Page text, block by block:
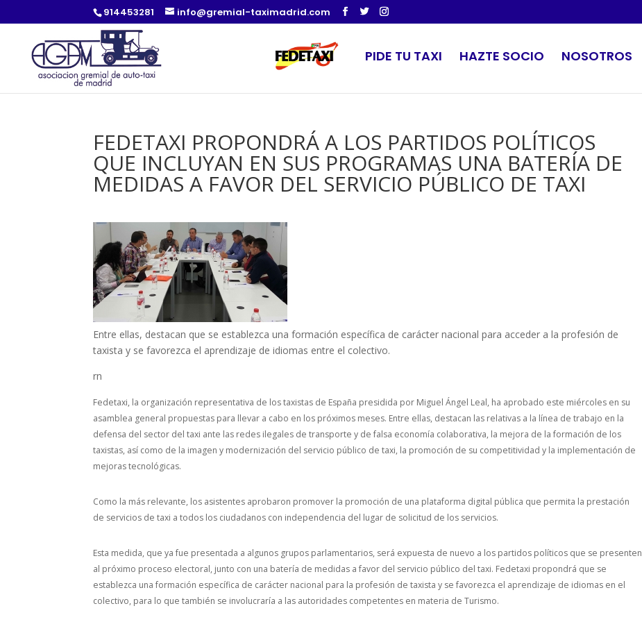
914453281 info@gremial-taximadrid.com
PIDE TU TAXI HAZTE SOCIO NOSOTROS
FEDETAXI PROPONDRÁ A LOS PARTIDOS POLÍTICOS
QUE INCLUYAN EN SUS PROGRAMAS UNA BATERÍA DE
MEDIDAS A FAVOR DEL SERVICIO PÚBLICO DE TAXI
Entre ellas, destacan que se establezca una formación específica de carácter nacional para acceder a la profesión de
taxista y se favorezca el aprendizaje de idiomas entre el colectivo.
rn
Fedetaxi, la organización representativa de los taxistas de España presidida por Miguel Ángel Leal, ha aprobado este miércoles en su
asamblea general propuestas para llevar a cabo en los próximos meses. Entre ellas, destacan las relativas a la línea de trabajo en la
defensa del sector del taxi ante las redes ilegales de transporte y de falsa economía colaborativa, la mejora de la formación de los
taxistas, así como de la imagen y modernización del servicio público de taxi, la promoción de su competitividad y la implementación de
mejoras tecnológicas.
Como la más relevante, los asistentes aprobaron promover la promoción de una plataforma digital pública que permita la prestación
de servicios de taxi a todos los ciudadanos con independencia del lugar de solicitud de los servicios.
Esta medida, que ya fue presentada a algunos grupos parlamentarios, será expuesta de nuevo a los partidos políticos que se presenten
al próximo proceso electoral, junto con una batería de medidas a favor del servicio público del taxi. Fedetaxi propondrá que se
establezca una formación específica de carácter nacional para la profesión de taxista y se favorezca el aprendizaje de idiomas en el
colectivo, para lo que también se involucraría a las autoridades competentes en materia de Turismo.